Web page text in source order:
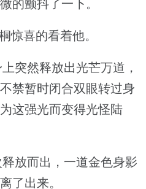
的颤抖了一下。
惊喜的看着他。
突然释放出光芒万道，
禁暂时闭合双眼转过身
这强光而变得光怪陆
放而出，一道金色身影
了出来。